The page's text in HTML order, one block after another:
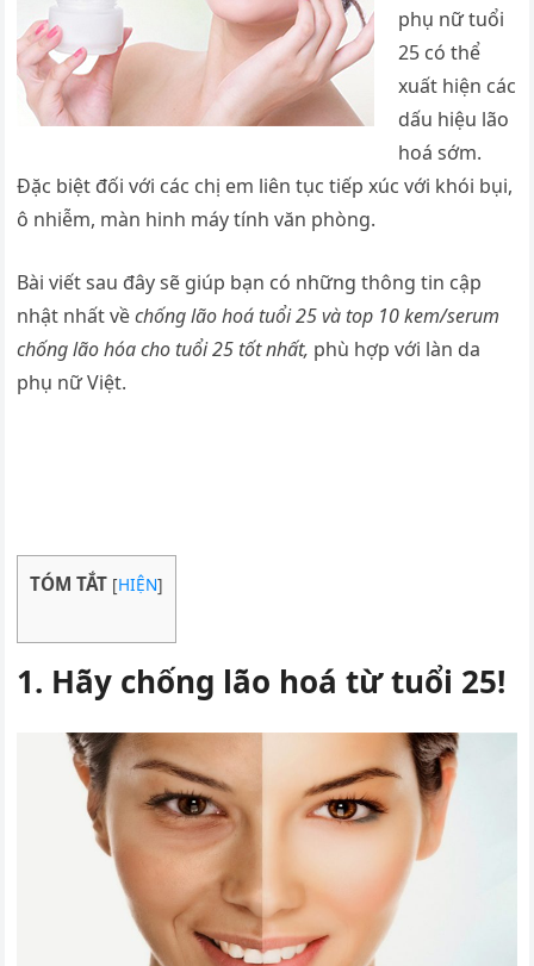
phụ nữ tuổi
25 có thể
xuất hiện các
dấu hiệu lão
hoá sớm.
Đặc biệt đối với các chị em liên tục tiếp xúc với khói bụi,
ô nhiễm, màn hinh máy tính văn phòng.
Bài viết sau đây sẽ giúp bạn có những thông tin cập
nhật nhất vềchống lão hoá tuổi 25 và top 10 kem/serum
chống lão hóa cho tuổi 25 tốt nhất, phù hợp với làn da
phụ nữ Việt.
TÓM TẮT [HIỆN]
1. Hãy chống lão hoá từ tuổi 25!